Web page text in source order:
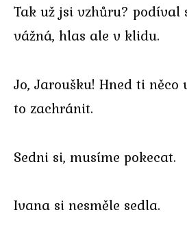
Tak už jsi vzhůru? podíval
vážná, hlas ale v klidu.
Jo, Jaroušku! Hned ti
to zachránit.
Sedni si, musíme pokecat.
Ivana si nesměle sedla.